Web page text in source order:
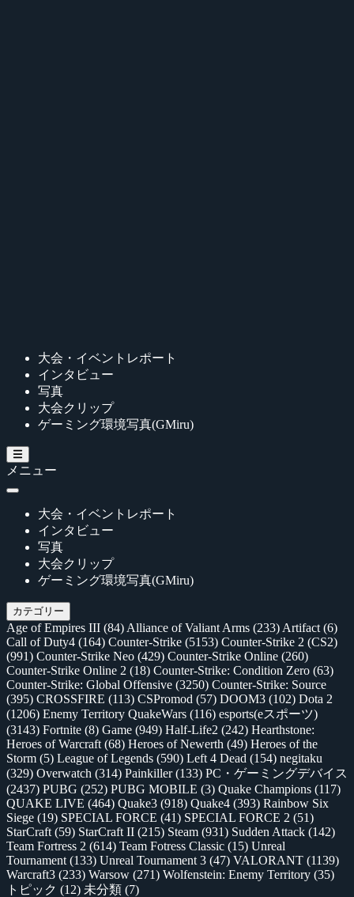
大会・イベントレポート
インタビュー
写真
大会クリップ
ゲーミング環境写真(GMiru)
メニュー
大会・イベントレポート
インタビュー
写真
大会クリップ
ゲーミング環境写真(GMiru)
カテゴリー
Age of Empires III (84) Alliance of Valiant Arms (233) Artifact (6)
Call of Duty4 (164) Counter-Strike (5153) Counter-Strike 2 (CS2)
(991) Counter-Strike Neo (429) Counter-Strike Online (260)
Counter-Strike Online 2 (18) Counter-Strike: Condition Zero (63)
Counter-Strike: Global Offensive (3250) Counter-Strike: Source
(395) CROSSFIRE (113) CSPromod (57) DOOM3 (102) Dota 2
(1206) Enemy Territory QuakeWars (116) esports(eスポーツ)
(3143) Fortnite (8) Game (949) Half-Life2 (242) Hearthstone:
Heroes of Warcraft (68) Heroes of Newerth (49) Heroes of the
Storm (5) League of Legends (590) Left 4 Dead (154) negitaku
(329) Overwatch (314) Painkiller(133) PC・ゲーミングデバイス
(2437) PUBG (252) PUBG MOBILE (3) Quake Champions (117)
QUAKE LIVE (464) Quake3 (918) Quake4 (393) Rainbow Six
Siege (19) SPECIAL FORCE (41) SPECIAL FORCE 2 (51)
StarCraft (59) StarCraft II (215) Steam (931) Sudden Attack (142)
Team Fortress 2 (614) Team Fotress Classic (15) Unreal
Tournament (133) Unreal Tournament 3 (47) VALORANT (1139)
Warcraft3 (233) Warsow (271) Wolfenstein: Enemy Territory (35)
トピック (12) 未分類 (7)